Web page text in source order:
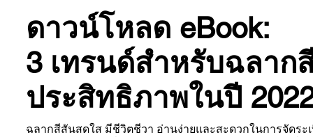
ดาวน์โหลด eBook:
3 เทรนด์สำหรับฉลาก
ประสิทธิภาพในปี
ฉลากสีสันสดใส มีชีวิตชีวา อ่านง่ายและสะดวกในการจัดระ